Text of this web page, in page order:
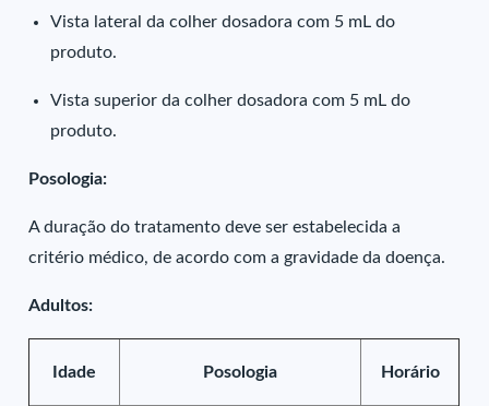
Vista lateral da colher dosadora com 5 mL do
produto.
Vista superior da colher dosadora com 5 mL do
produto.
Posologia:
A duração do tratamento deve ser estabelecida a
critério médico, de acordo com a gravidade da doença.
Adultos:
Idade Posologia Horário